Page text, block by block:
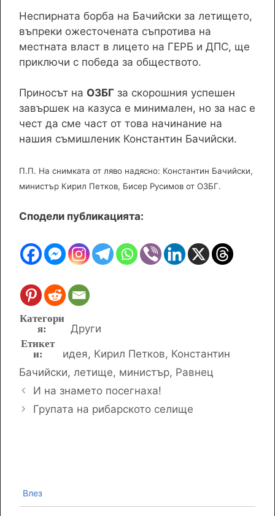
Неспирната борба на Бачийски за летището,
въпреки ожесточената съпротива на
местната власт в лицето на ГЕРБ и ДПС, ще
приключи с победа за обществото.
Приносът на ОЗБГ за скорошния успешен
завършек на казуса е минимален, но за нас е
чест да сме част от това начинание на
нашия съмишленик Константин Бачийски.
П.П. На снимката от ляво надясно: Константин Бачийски,
министър Кирил Петков, Бисер Русимов от ОЗБГ.
Сподели публикацията:
Други
идея, Кирил Петков, Константин
Бачийски, летище, министър, Равнец
И на знамето посегнаха!
Групата на рибарското селище
Влез